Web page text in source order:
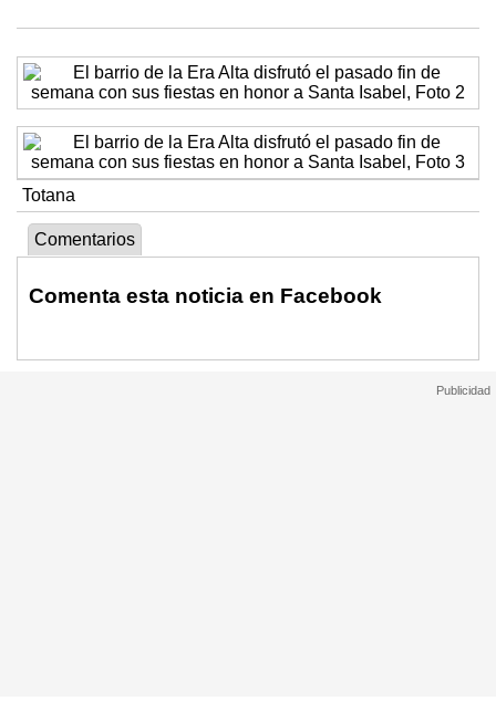
Totana
Comentarios
Comenta esta noticia en Facebook